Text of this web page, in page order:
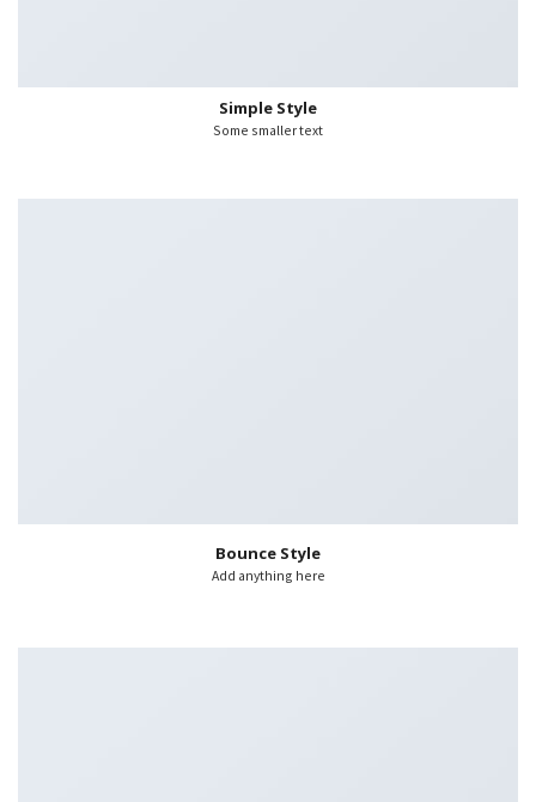
Simple Style
Some smaller text
Bounce Style
Add anything here